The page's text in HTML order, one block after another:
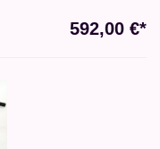
592,00 €*